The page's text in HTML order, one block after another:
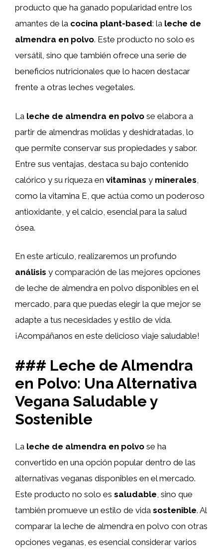
producto que ha ganado popularidad entre los
amantes de la cocina plant-based: la leche de
almendra en polvo. Este producto no solo es
versátil, sino que también ofrece una serie de
beneficios nutricionales que lo hacen destacar
frente a otras leches vegetales.
La leche de almendra en polvo se elabora a
partir de almendras molidas y deshidratadas, lo
que permite conservar sus propiedades y sabor.
Entre sus ventajas, destaca su bajo contenido
calórico y su riqueza en vitaminas y minerales
como la vitamina E, que actúa como un poderoso
antioxidante, y el calcio, esencial para la salud
ósea.
En este artículo, realizaremos un profundo
análisis y comparación de las mejores opciones
de leche de almendra en polvo disponibles en el
mercado, para que puedas elegir la que mejor se
adapte a tus necesidades y estilo de vida.
¡Acompáñanos en este delicioso viaje saludable!
### Leche de Almendra
en Polvo: Una Alternativa
Vegana Saludable y
Sostenible
La leche de almendra en polvo se ha
convertido en una opción popular dentro de las
alternativas veganas disponibles en el mercado.
Este producto no solo es saludable , sino que
también promueve un estilo de vida sostenible. Al
comparar la leche de almendra en polvo con otras
opciones veganas, es esencial considerar varios